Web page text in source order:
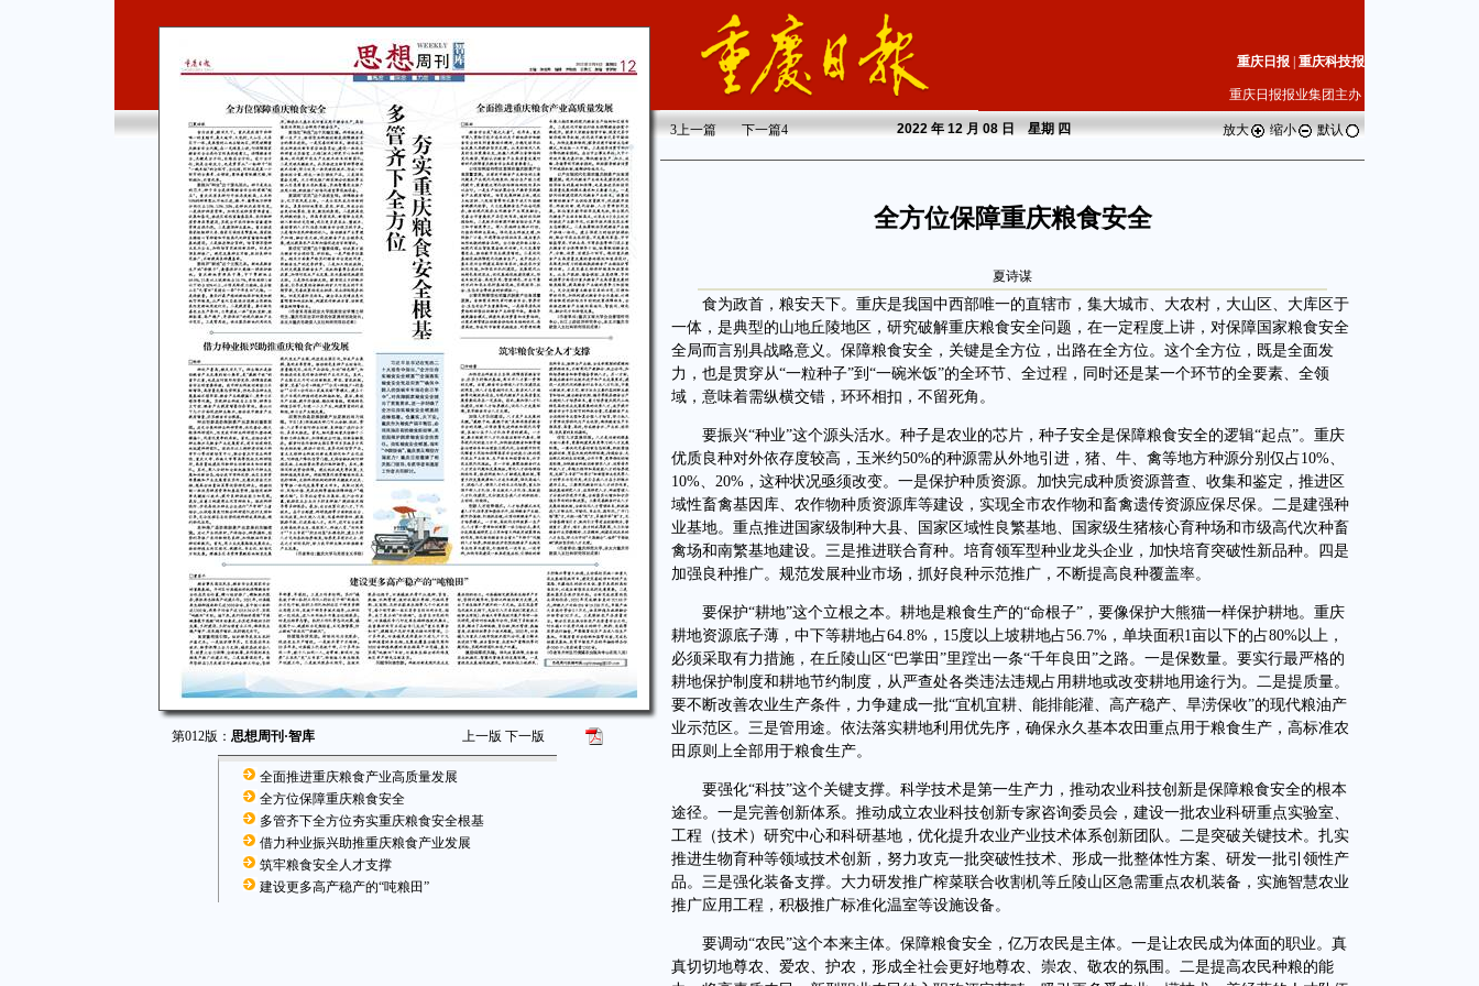
第012版： 思想周刊·智库 上一版 下一版
全面推进重庆粮食产业高质量发展
全方位保障重庆粮食安全
多管齐下全方位夯实重庆粮食安全根基
借力种业振兴助推重庆粮食产业发展
筑牢粮食安全人才支撑
建设更多高产稳产的“吨粮田”
重庆日报 重庆科技报
重庆日报报业集团主办
3上一篇 下一篇4 2022年 12 月 08 日 星期四 放大 缩小 默认
全方位保障重庆粮食安全
夏诗谋
食为政首，粮安天下。重庆是我国中西部唯一的直辖市，集大城市、大农村，大山区、大库区于
一体，是典型的山地丘陵地区，研究破解重庆粮食安全问题，在一定程度上讲，对保障国家粮食安全
全局而言别具战略意义。保障粮食安全，关键是全方位，出路在全方位。这个全方位，既是全面发
力，也是贯穿从“一粒种子”到“一碗米饭”的全环节、全过程，同时还是某一个环节的全要素、全领
域，意味着需纵横交错，环环相扣，不留死角。
要振兴“种业”这个源头活水。种子是农业的芯片，种子安全是保障粮食安全的逻辑“起点”。重庆
优质良种对外依存度较高，玉米约50%的种源需从外地引进，猪、牛、禽等地方种源分别仅占10%、
10%、20%，这种状况亟须改变。一是保护种质资源。加快完成种质资源普查、收集和鉴定，推进区
域性畜禽基因库、农作物种质资源库等建设，实现全市农作物和畜禽遗传资源应保尽保。二是建强种
业基地。重点推进国家级制种大县、国家区域性良繁基地、国家级生猪核心育种场和市级高代次种畜
禽场和南繁基地建设。三是推进联合育种。培育领军型种业龙头企业，加快培育突破性新品种。四是
加强良种推广。规范发展种业市场，抓好良种示范推广，不断提高良种覆盖率。
要保护“耕地”这个立根之本。耕地是粮食生产的“命根子”，要像保护大熊猫一样保护耕地。重庆
耕地资源底子薄，中下等耕地占64.8%，15度以上坡耕地占56.7%，单块面积1亩以下的占80%以上，
必须采取有力措施，在丘陵山区“巴掌田”里蹚出一条“千年良田”之路。一是保数量。要实行最严格的
耕地保护制度和耕地节约制度，从严查处各类违法违规占用耕地或改变耕地用途行为。二是提质量。
要不断改善农业生产条件，力争建成一批“宜机宜耕、能排能灌、高产稳产、旱涝保收”的现代粮油产
业示范区。三是管用途。依法落实耕地利用优先序，确保永久基本农田重点用于粮食生产，高标准农
田原则上全部用于粮食生产。
要强化“科技”这个关键支撑。科学技术是第一生产力，推动农业科技创新是保障粮食安全的根本
途径。一是完善创新体系。推动成立农业科技创新专家咨询委员会，建设一批农业科研重点实验室、
工程（技术）研究中心和科研基地，优化提升农业产业技术体系创新团队。二是突破关键技术。扎实
推进生物育种等领域技术创新，努力攻克一批突破性技术、形成一批整体性方案、研发一批引领性产
品。三是强化装备支撑。大力研发推广榨菜联合收割机等丘陵山区急需重点农机装备，实施智慧农业
推广应用工程，积极推广标准化温室等设施设备。
要调动“农民”这个本来主体。保障粮食安全，亿万农民是主体。一是让农民成为体面的职业。真
真切切地尊农、爱农、护农，形成全社会更好地尊农、崇农、敬农的氛围。二是提高农民种粮的能